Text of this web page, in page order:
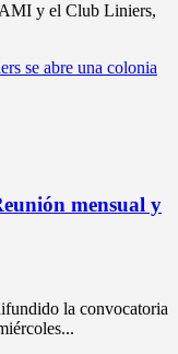
y el Club Liniers,
se abre una colonia
mensual y
la convocatoria